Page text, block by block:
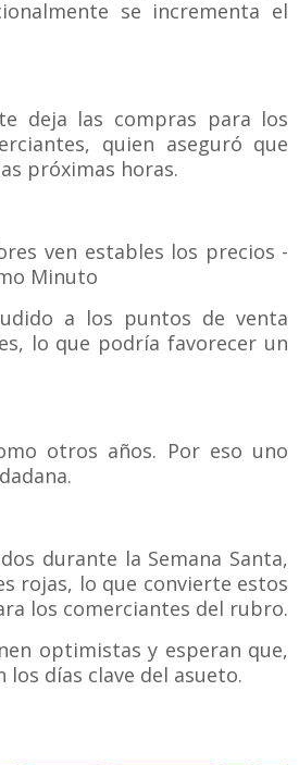
se incrementa el
deja las compras para los
quien aseguró que
próximas horas.
ven estables los precios -
Minuto
a los puntos de venta
lo que podría favorecer un
otros años. Por eso uno
durante la Semana Santa,
rojas, lo que convierte estos
los comerciantes del rubro.
optimistas y esperan que,
días clave del asueto.